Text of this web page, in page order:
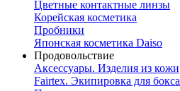
Цветные контактные линзы
Корейская косметика
Пробники
Японская косметика Daiso
Продовольствие
Аксессуары. Изделия из кожи
Fairtex. Экипировка для бокса